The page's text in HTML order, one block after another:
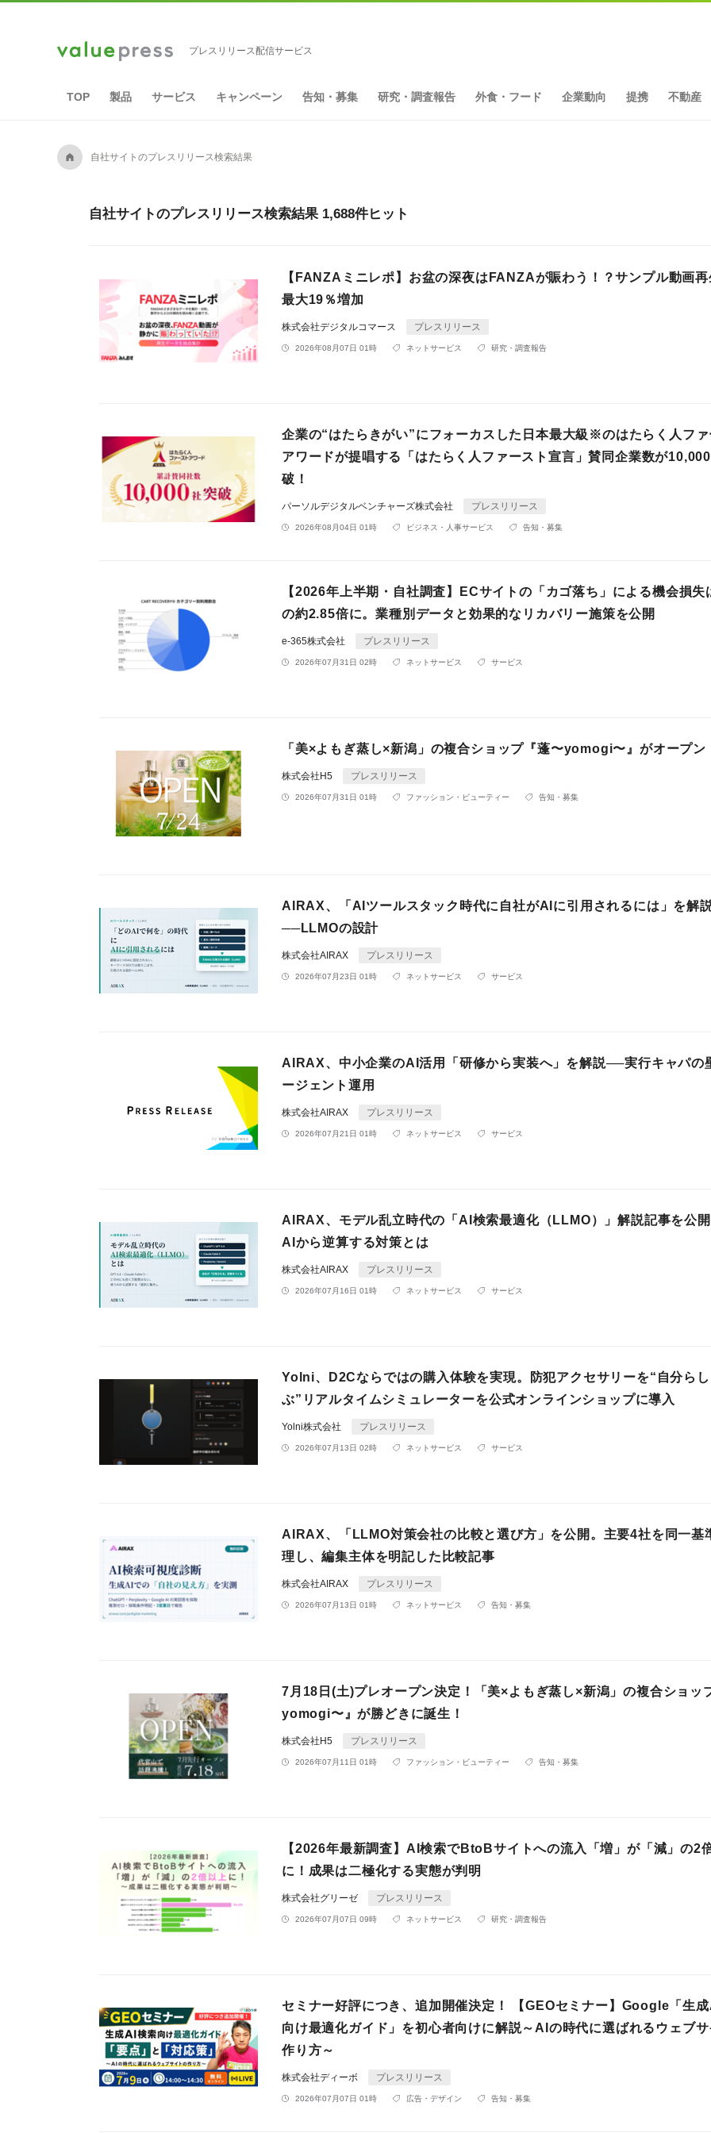
プレスリリース配信サービス
TOP 製品 サービス キャンペーン 告知・募集 研究・調査報告 外食・フード 企業動向 提携 不動産
A 自社サイトのプレスリリース検索結果
自社サイトのプレスリリース検索結果 1,688件ヒット
【FANZAミニレポ】お盆の深夜はFANZAが賑わう！？サンプル動画
最大19％増加
株式会社デジタルコマース プレスリリース
2026年08月07日 01時 ネットサービス 研究・調査報告
企業の“はたらきがい”にフォーカスした日本最大級※のはたらく人ファ
アワードが提唱する「はたらく人ファースト宣言」賛同企業数が
破！
パーソルデジタルベンチャーズ株式会社 プレスリリース
2026年08月04日 01時 ビジネス・人事サービス 告知・募集
【2026年上半期・自社調査】ECサイトの「カゴ落ち」による機会損失
の約2.85倍に。業種別データと効果的なリカバリー施策を公開
e-365株式会社 プレスリリース
2026年07月31日 02時 ネットサービス サービス
「美×よもぎ蒸し×新潟」の複合ショップ『蓬〜yomogi〜』がオープン
株式会社H5 プレスリリース
2026年07月31日 01時 ファッション・ビューティー 告知・募集
AIRAX、「AIツールスタック時代に自社がAIに引用されるには」を解
──LLMOの設計
株式会社AIRAX プレスリリース
2026年07月23日 01時 ネットサービス サービス
AIRAX、中小企業のAI活用「研修から実装へ」を解説──実行キャパの
ージェント運用
株式会社AIRAX プレスリリース
2026年07月21日 01時 ネットサービス サービス
AIRAX、モデル乱立時代の「AI検索最適化（LLMO）」解説記事を公
AIから逆算する対策とは
株式会社AIRAX プレスリリース
2026年07月16日 01時 ネットサービス サービス
Yolni、D2Cならではの購入体験を実現。防犯アクセサリーを“自分ら
ぶ”リアルタイムシミュレーターを公式オンラインショップに導入
Yolni株式会社 プレスリリース
2026年07月13日 02時 ネットサービス サービス
AIRAX、「LLMO対策会社の比較と選び方」を公開。主要4社を同一基
理し、編集主体を明記した比較記事
株式会社AIRAX プレスリリース
2026年07月13日 01時 ネットサービス 告知・募集
7月18日(土)プレオープン決定！「美×よもぎ蒸し×新潟」の複合ショッ
yomogi〜』が勝どきに誕生！
株式会社H5 プレスリリース
2026年07月11日 01時 ファッション・ビューティー 告知・募集
【2026年最新調査】AI検索でBtoBサイトへの流入「増」が「減」の2
に！成果は二極化する実態が判明
株式会社グリーゼ プレスリリース
2026年07月07日 09時 ネットサービス 研究・調査報告
セミナー好評につき、追加開催決定！ 【GEOセミナー】Google「生
向け最適化ガイド」を初心者向けに解説～AIの時代に選ばれるウェブ
作り方～
株式会社ディーボ プレスリリース
2026年07月07日 01時 広告・デザイン 告知・募集